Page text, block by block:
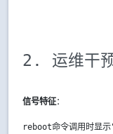
2. 运维干
信号特征：
reboot命令调用时